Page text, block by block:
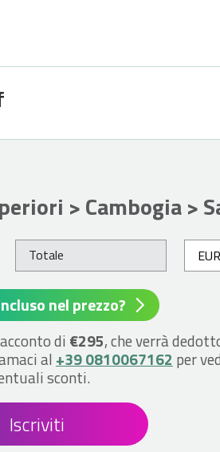
> Cambogia >
Totale
nel prezzo?
di €295, che verrà
al +39 0810067162 per
sconti.
Iscriviti